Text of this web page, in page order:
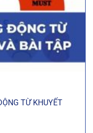
TỪ KHUYẾT